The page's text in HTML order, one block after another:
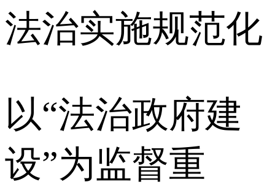
法治实施规范化
以“法治政府建
设”为监督重